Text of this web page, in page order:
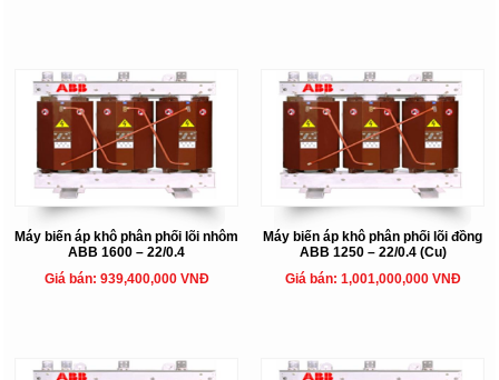
Máy biến áp khô phân phối lõi nhôm
ABB 1600 – 22/0.4
Giá bán: 939,400,000 VNĐ
Máy biến áp khô phân phối lõi đồng
ABB 1250 – 22/0.4 (Cu)
Giá bán: 1,001,000,000 VNĐ